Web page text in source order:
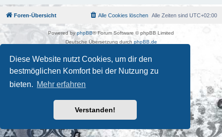
Diese Website nutzt Cookies, um dir den
bestmöglichen Komfort bei der Nutzung zu
bieten. Mehr erfahren
Verstanden!
Foren-Übersicht Alle Zeiten sind UTC+02:00
Alle Cookies löschen
Powered byphpBB® Forum Software © phpBB Limited
Deutsche Übersetzung durch phpBB.de
Datenschutz| Nutzungsbedingungen